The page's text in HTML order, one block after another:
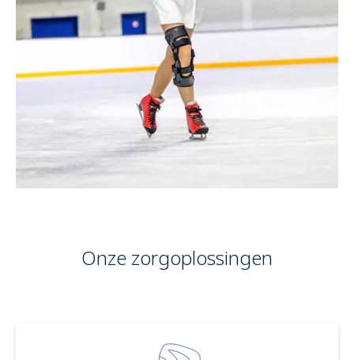
Maak een afspraak
Zorgprofessionals
Onderhoud & herstelling
Onze zorgoplossingen